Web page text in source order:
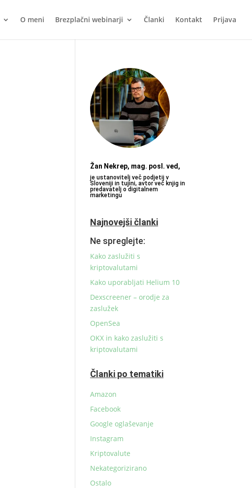
O meni Brezplačni webinarji Članki Kontakt Prijava
Žan Nekrep, mag. posl. ved,
je ustanovitelj več podjetij v
Sloveniji in tujini, avtor več knjig in
predavatelj o digitalnem
marketingu
Najnovejši članki
Ne spreglejte:
Kako zaslužiti s
kriptovalutami
Kako uporabljati Helium 10
Dexscreener – orodje za
zaslužek
OpenSea
OKX in kako zaslužiti s
kriptovalutami
Članki po tematiki
Amazon
Facebook
Google oglaševanje
Instagram
Kriptovalute
Nekategorizirano
Ostalo